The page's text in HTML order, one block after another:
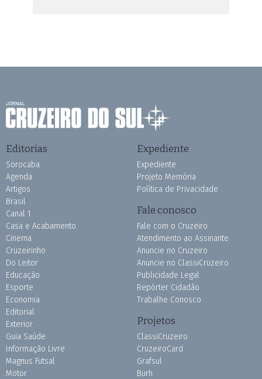
Editorias
Sorocaba
Agenda
Artigos
Brasil
Canal 1
Casa e Acabamento
Cinema
Cruzeirinho
Do Leitor
Educação
Esporte
Economia
Editorial
Exterior
Guia Saúde
Informação Livre
Magnus Futsal
Motor
Expediente
Expediente
Projeto Memória
Política de Privacidade
Fale conosco
Fale com o Cruzeiro
Atendimento ao Assinante
Anuncie no Cruzeiro
Anuncie no ClassiCruzeiro
Publicidade Legal
Repórter Cidadão
Trabalhe Conosco
Projetos
ClassiCruzeiro
CruzeiroCard
Grafsul
Burh